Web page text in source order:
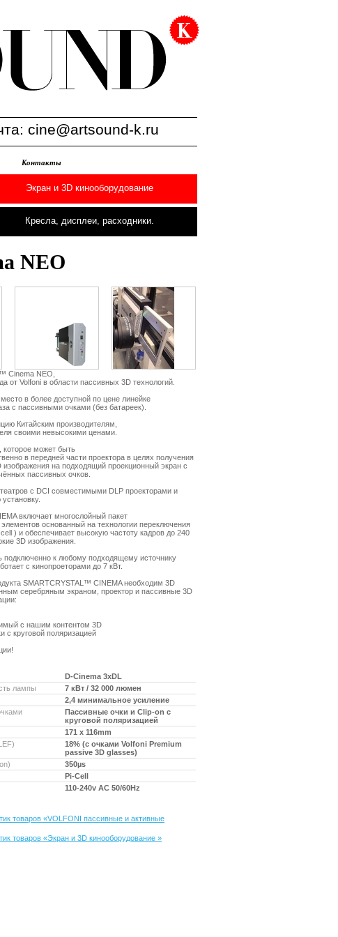
cine@artsound-k.ru
Контакты
Экран и 3D кинооборудование
Кресла, дисплеи, расходники.
NEO
Cinema NEO,
от Volfoni в области пассивных 3D технологий.
в более доступной по цене линейке
с пассивными очками (без батареек).
Китайским производителям,
своими невысокими ценами.
которое может быть
в передней части проектора в целях получения
изображения на подходящий проекционный экран с
пассивных очков.
с DCI совместимыми DLP проекторами и
включает многослойный пакет
основанный на технологии переключения
) и обеспечивает высокую частоту кадров до 240
3D изображения.
подключенно к любому подходящему источнику
с кинопроеторами до 7 кВт.
SMARTCRYSTAL™ CINEMA необходим 3D
серебряным экраном, проектор и пассивные 3D
с нашим контентом 3D
с круговой поляризацией
D-Cinema 3xDL
лампы
7 кВт / 32 000 люмен
2,4 минимальное усиление
Пассивные очки и Clip-on с
круговой поляризацией
171 x 116mm
18% (с очками Volfoni Premium
passive 3D glasses)
350µs
Pi-Cell
110-240v AC 50/60Hz
товаров «VOLFONI пассивные и активные
товаров «Экран и 3D кинооборудование »